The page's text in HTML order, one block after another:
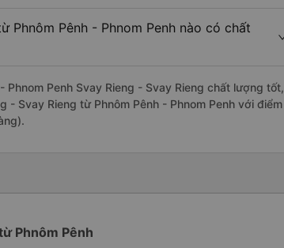
Phnôm Pênh - Phnom Penh nào có chất
Phnom Penh Svay Rieng - Svay Rieng chất lượng tốt,
- Svay Rieng từ Phnôm Pênh - Phnom Penh với điểm
Phnôm Pênh